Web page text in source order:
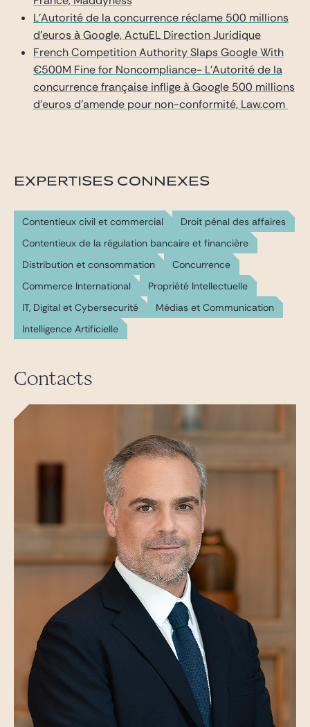
L’Autorité de la concurrence réclame 500 millions
d’euros à Google, ActuEL Direction Juridique
French Competition Authority Slaps Google With
€500M Fine for Noncompliance- L’Autorité de la
concurrence française inflige à Google 500 millions
d’euros d’amende pour non-conformité, Law.com
EXPERTISES CONNEXES
Contentieux civil et commercial
Droit pénal des affaires
Contentieux de la régulation bancaire et financière
Distribution et consommation
Concurrence
Commerce International
Propriété Intellectuelle
IT, Digital et Cybersecurité
Médias et Communication
Intelligence Artificielle
Contacts